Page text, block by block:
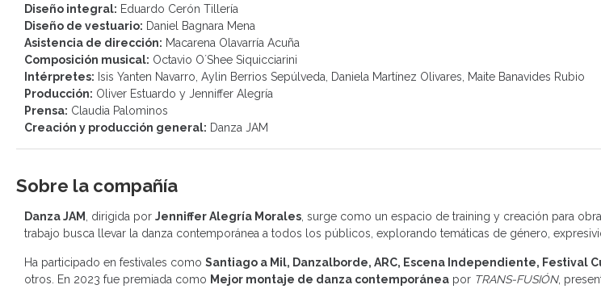
Diseño integral: Eduardo Cerón Tillería
Diseño de vestuario: Daniel Bagnara Mena
Asistencia de dirección: Macarena Olavarría Acuña
Composición musical: Octavio O´Shee Siquicciarini
Intérpretes: Isis Yanten Navarro, Aylin Berrios Sepúlveda, Daniela Martínez Olivares, Maite Banavides Rubio
Producción: Oliver Estuardo y Jenniffer Alegría
Prensa: Claudia Palominos
Creación y producción general: Danza JAM
Sobre la compañía
Danza JAM , dirigida por Jenniffer Alegría Morales , surge como un espacio de training y creación para
trabajo busca llevar la danza contemporánea a todos los públicos, explorando temáticas de género,
Ha participado en festivales como Santiago a Mil, Danzalborde, ARC, Escena Independiente, Festival
otros. En 2023 fue premiada como Mejor montaje de danza contemporánea por TRANS-FUSIÓN,